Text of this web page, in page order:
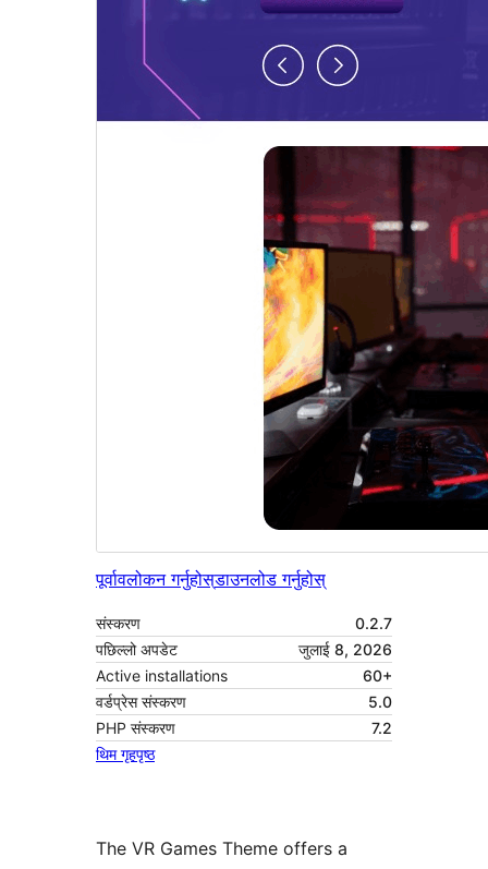
पूर्वावलोकन गर्नुहोस्डाउनलोड गर्नुहोस्
संस्करण
0.2.7
पछिल्लो अपडेट
जुलाई 8, 2026
Active installations
60+
वर्डप्रेस संस्करण
5.0
PHP संस्करण
7.2
थिम गृहपृष्ठ
The VR Games Theme offers a